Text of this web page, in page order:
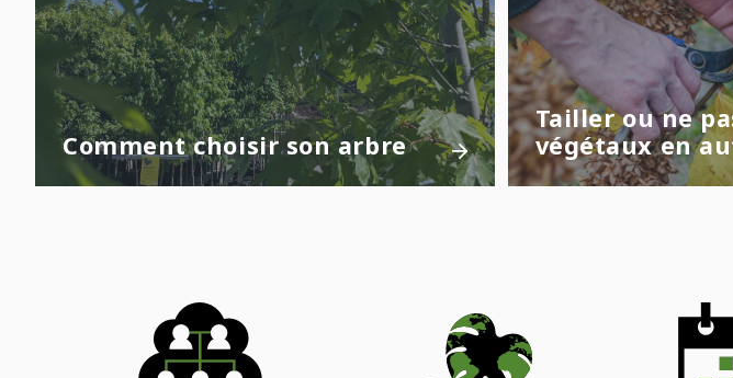
Comment choisir son arbre
Tailler ou ne
végétaux en